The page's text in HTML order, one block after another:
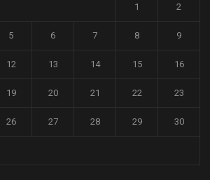
1 2
5 6 7 8 9
12 13 14 15 16
19 20 21 22 23
26 27 28 29 30